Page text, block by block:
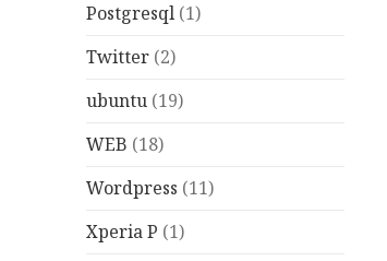
Postgresql (1)
Twitter (2)
ubuntu (19)
WEB (18)
Wordpress (11)
Xperia P (1)